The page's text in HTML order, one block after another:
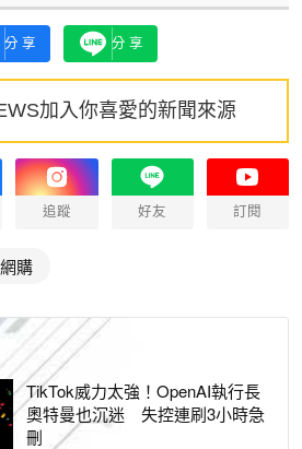
分享 分享
加入你喜愛的新聞來源
追蹤 好友 訂閱
網購
TikTok威力太強！OpenAI執行長
奧特曼也沉迷 失控連刷3小時急
刪